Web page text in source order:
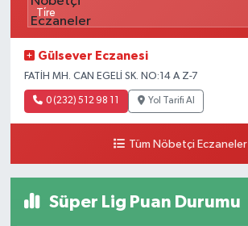
Gülsever Eczanesi
FATİH MH. CAN EGELİ SK. NO:14 A Z-7
0 (232) 512 98 11 Yol Tarifi Al
Tüm Nöbetçi Eczaneler
Süper Lig Puan Durumu